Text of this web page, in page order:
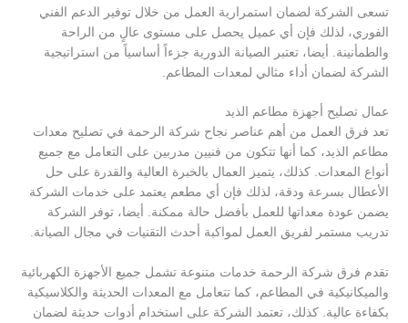
تسعى الشركة لضمان استمرارية العمل من خلال توفير الدعم الفني
الفوري، لذلك فإن أي عميل يحصل على مستوى عالٍ من الراحة
والطمأنينة. أيضا، تعتبر الصيانة الدورية جزءاً أساسياً من استراتيجية
الشركة لضمان أداء مثالي لمعدات المطاعم.
عمال تصليح أجهزة مطاعم الذيد
تعد فرق العمل من أهم عناصر نجاح شركة الرحمة في تصليح معدات
مطاعم الذيد، كما أنها تتكون من فنيين مدربين على التعامل مع جميع
أنواع المعدات. كذلك، يتميز العمال بالخبرة العالية والقدرة على حل
الأعطال بسرعة ودقة، لذلك فإن أي مطعم يعتمد على خدمات الشركة
يضمن عودة معداتها للعمل بأفضل حالة ممكنة. أيضا، توفر الشركة
تدريب مستمر لفريق العمل لمواكبة أحدث التقنيات في مجال الصيانة.
تقدم فرق شركة الرحمة خدمات متنوعة تشمل جميع الأجهزة الكهربائية
والميكانيكية في المطاعم، كما تتعامل مع المعدات الحديثة والكلاسيكية
بكفاءة عالية. كذلك، تعتمد الشركة على استخدام أدوات حديثة لضمان